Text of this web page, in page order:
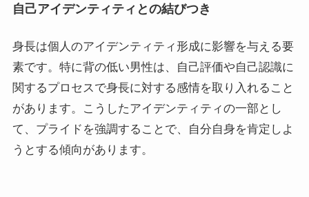
自己アイデンティティとの結びつき
身長は個人のアイデンティティ形成に影響を与える要
素です。特に背の低い男性は、自己評価や自己認識に
関するプロセスで身長に対する感情を取り入れること
があります。こうしたアイデンティティの一部とし
て、プライドを強調することで、自分自身を肯定しよ
うとする傾向があります。